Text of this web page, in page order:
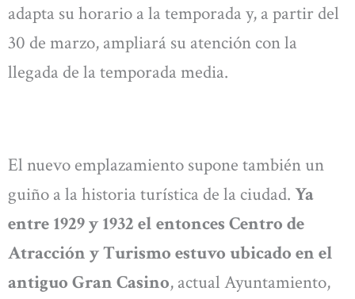
adapta su horario a la temporada y, a partir del
30 de marzo, ampliará su atención con la
llegada de la temporada media.
El nuevo emplazamiento supone también un
guiño a la historia turística de la ciudad. Ya
entre 1929 y 1932 el entonces Centro de
Atracción y Turismo estuvo ubicado en el
antiguo Gran Casino, actual Ayuntamiento,